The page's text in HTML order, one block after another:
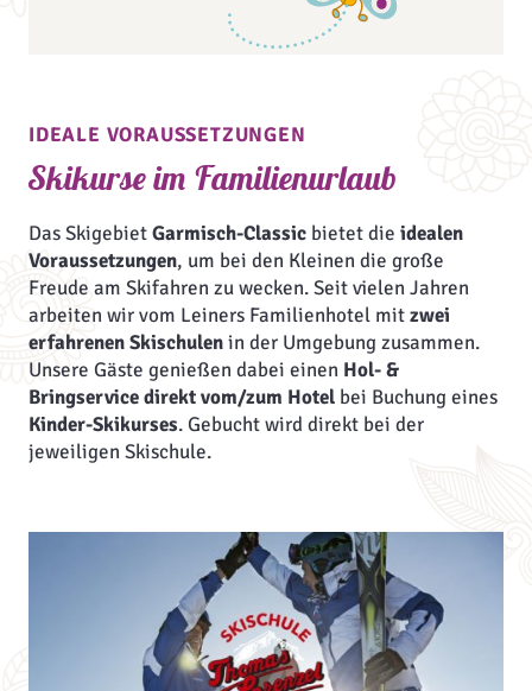
IDEALE VORAUSSETZUNGEN
Skikurse im Familienurlaub
Das SkigebietGarmisch-Classic bietet die idealen
Voraussetzungen, um bei den Kleinen die große
Freude am Skifahren zu wecken. Seit vielen Jahren
arbeiten wir vom Leiners Familienhotel mitzwei
erfahrenen Skischulenin der Umgebung zusammen.
Unsere Gäste genießen dabei einen Hol- &
Bringservice direkt vom/zum Hotel bei Buchung eines
Kinder-Skikurses. Gebucht wird direkt bei der
jeweiligen Skischule.